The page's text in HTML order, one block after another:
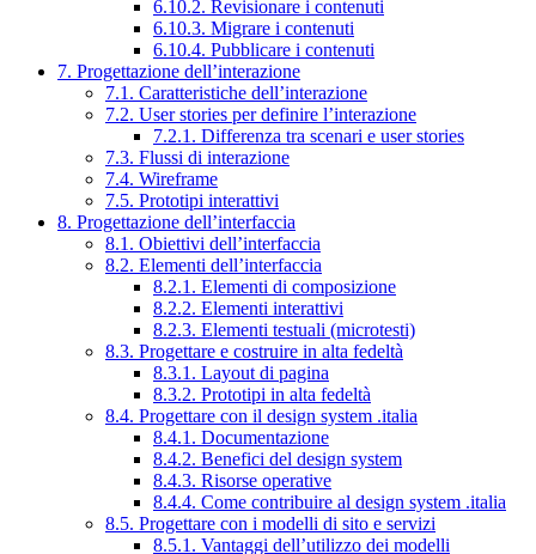
6.10.2. Revisionare i contenuti
6.10.3. Migrare i contenuti
6.10.4. Pubblicare i contenuti
7. Progettazione dell’interazione
7.1. Caratteristiche dell’interazione
7.2. User stories per definire l’interazione
7.2.1. Differenza tra scenari e user stories
7.3. Flussi di interazione
7.4. Wireframe
7.5. Prototipi interattivi
8. Progettazione dell’interfaccia
8.1. Obiettivi dell’interfaccia
8.2. Elementi dell’interfaccia
8.2.1. Elementi di composizione
8.2.2. Elementi interattivi
8.2.3. Elementi testuali (microtesti)
8.3. Progettare e costruire in alta fedeltà
8.3.1. Layout di pagina
8.3.2. Prototipi in alta fedeltà
8.4. Progettare con il design system .italia
8.4.1. Documentazione
8.4.2. Benefici del design system
8.4.3. Risorse operative
8.4.4. Come contribuire al design system .italia
8.5. Progettare con i modelli di sito e servizi
8.5.1. Vantaggi dell’utilizzo dei modelli